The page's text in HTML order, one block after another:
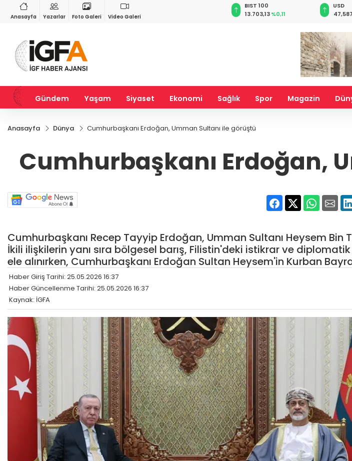
Anasayfa Yazarlar Foto Galeri Video Galeri
%0,37
0,0018%0,35
BIST 100
13.703,13%0,11
USD
Gündem Yaşam Siyaset Ekonomi Sağlık Spor Magazin
Anasayfa Dünya Cumhurbaşkanı Erdoğan, Umman Sultanı ile görüştü
Cumhurbaşkanı Erdoğan,
Cumhurbaşkanı Recep Tayyip Erdoğan, Umman Sultanı Heysem Bin
İkili ilişkilerin yanı sıra bölgesel barış, Filistin'deki istikrar ve
ele alınırken, Cumhurbaşkanı Erdoğan Sultan Heysem'in Kurban
Haber Giriş Tarihi: 25.05.2026 16:37
Haber Güncellenme Tarihi: 25.05.2026 16:37
Kaynak: İGFA